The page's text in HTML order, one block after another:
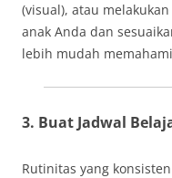
(visual), atau
anak Anda dan
lebih mudah
3. Buat Jadwal
Rutinitas yang